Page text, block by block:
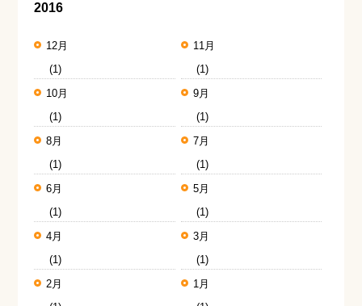
2016
12月
(1)
11月
(1)
10月
(1)
9月
(1)
8月
(1)
7月
(1)
6月
(1)
5月
(1)
4月
(1)
3月
(1)
2月
1月